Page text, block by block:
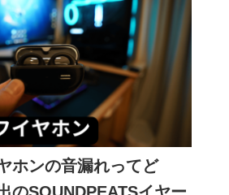
ホンの音漏れってど